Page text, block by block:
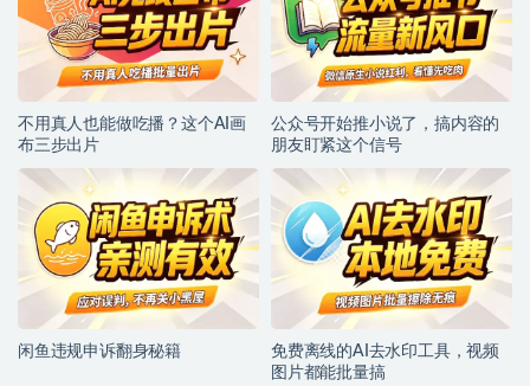
不用真人也能做吃播？这个AI画
布三步出片
公众号开始推小说了，搞内容的
朋友盯紧这个信号
闲鱼违规申诉翻身秘籍
免费离线的AI去水印工具，视频
图片都能批量搞